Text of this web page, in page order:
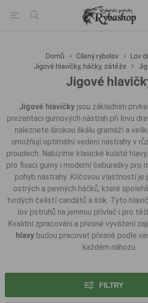
Domů Cílený rybolov
Lov
Jigové hlavičky, háčky, zátěže
Jigové
Jigové hlavičky jsou základním
prezentaci gumových nástrah při lovu
naleznete širokou škálu gramáží a
umožňují optimální vedení nástrahy v
proudech. Nabízíme klasické kulaté
pro fixaci gumy i moderní čeburašky pro
pohyb nástrahy. Klíčovou vlastností je
ostrých a pevných háčků, které
tvrdých čelistí candátů a štik. Tyto
lov pstruhů na jemnou přívlač i pro
Kvalitní zpracování a přesné vyvážení
hlavy budou pracovat přesně podle
každém náhozu.
FILTRY